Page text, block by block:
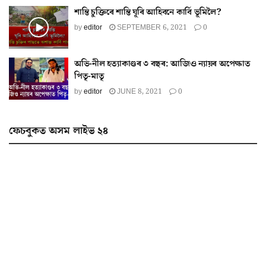
শান্তি চুক্তিৰে শান্তি ঘূৰি আহিবনে কাৰ্বি ভূমিলৈ?
byeditor SEPTEMBER 6, 2021 0
অভি-নীল হত্যাকাণ্ডৰ ৩ বছৰ: আজিও ন্যায়ৰ অপেক্ষাত
পিতৃ-মাতৃ
byeditor JUNE 8, 2021 0
ফেচবুকত অসম লাইভ ২৪